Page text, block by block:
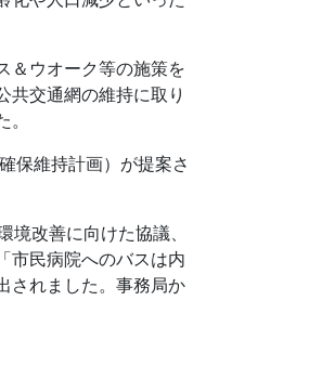
＆ウオーク等の施策を
共交通網の維持に取り
保維持計画）が提案さ
改善に向けた協議、
市民病院へのバスは内
されました。事務局か